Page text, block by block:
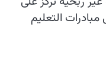
التعليم